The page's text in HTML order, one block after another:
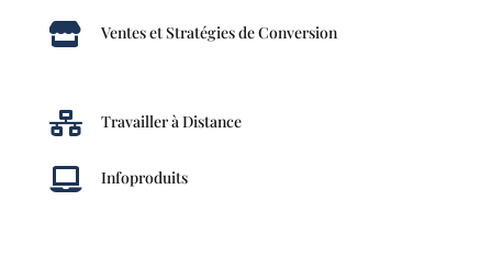
 Ventes et Stratégies de Conversion
 Travailler à Distance
 Infoproduits